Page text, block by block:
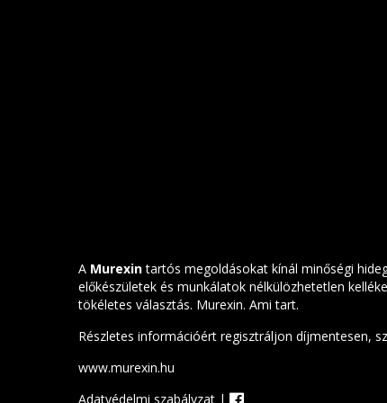
A Murexintartós megoldásokat kínál minőségi
előkészületek és munkálatok nélkülözhetetlen
tökéletes választás. Murexin. Ami tart.
Részletes információért regisztráljon díjmentesen,
www.murexin.hu
Adatvédelmi szabályzat |